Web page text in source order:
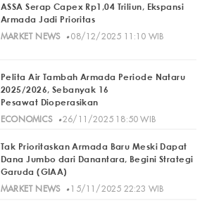
ASSA Serap Capex Rp1,04 Triliun, Ekspansi
Armada Jadi Prioritas
MARKET NEWS· 08/12/2025 11:10 WIB
Pelita Air Tambah Armada Periode Nataru
2025/2026, Sebanyak 16
Pesawat Dioperasikan
ECONOMICS· 26/11/2025 18:50 WIB
Tak Prioritaskan Armada Baru Meski Dapat
Dana Jumbo dari Danantara, Begini Strategi
Garuda (GIAA)
MARKET NEWS· 15/11/2025 22:23 WIB